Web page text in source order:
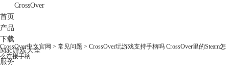
CrossOver
首页
产品
下载
Mac游戏大全
服务
CrossOver中文官网 > 常见问题 > CrossOver玩游戏支持手柄吗 CrossOver里的Steam怎
么连接手柄